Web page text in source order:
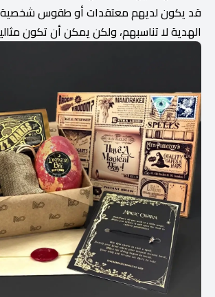
قد يكون لديهم معتقدات أو طقوس شخصية
الهدية لا تناسبهم، ولكن يمكن أن تكون